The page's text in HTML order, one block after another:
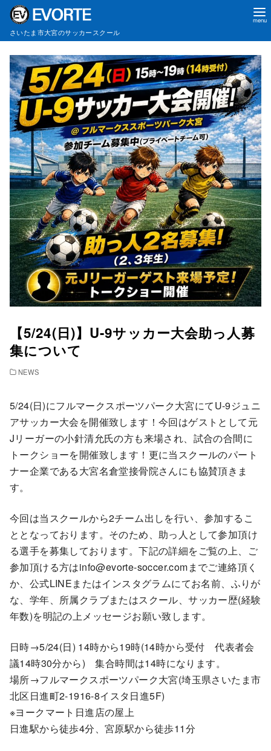
さいたま市大宮のサッカースクール
【5/24(日)】U-9サッカー大会助っ人募
集について
NEWS
5/24(日)にフルマークスポーツパーク大宮にてU-9ジュニ
アサッカー大会を開催致します！今回はゲストとして元
Jリーガーの小針清允氏の方も来場され、試合の合間に
トークショーを開催致します！更に当スクールのパート
ナー企業である大宮名倉堂接骨院さんにも協賛頂きま
す。
今回は当スクールから2チーム出しを行い、参加するこ
ととなっております。そのため、助っ人として参加頂け
る選手を募集しております。下記の詳細をご覧の上、ご
参加頂ける方はinfo@evorte-soccer.comまでご連絡頂く
か、公式LINEまたはインスタグラムにてお名前、ふりが
な、学年、所属クラブまたはスクール、サッカー歴(経験
年数)を明記の上メッセージお願い致します。
日時→5/24(日) 14時から19時(14時から受付 代表者会
議14時30分から) 集合時間は14時になります。
場所→フルマークスポーツパーク大宮(埼玉県さいたま市
北区日進町2-1916-8イスタ日進5F)
※ヨークマート日進店の屋上
日進駅から徒歩4分、宮原駅から徒歩11分